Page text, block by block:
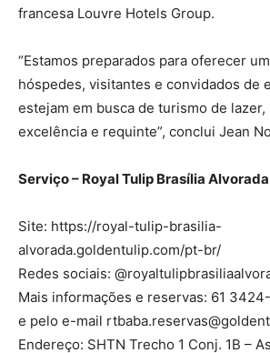
francesa Louvre Hotels Group.
“Estamos preparados para oferecer
hóspedes, visitantes e convidados de
estejam em busca de turismo de
excelência e requinte”, conclui Jean
Serviço – Royal Tulip Brasília Alvorada
Site: https://royal-tulip-brasilia-
alvorada.goldentulip.com/pt-br/
Redes sociais:
Mais informações e reservas: 61
e pelo e-mail
Endereço: SHTN Trecho 1 Conj. 1B –